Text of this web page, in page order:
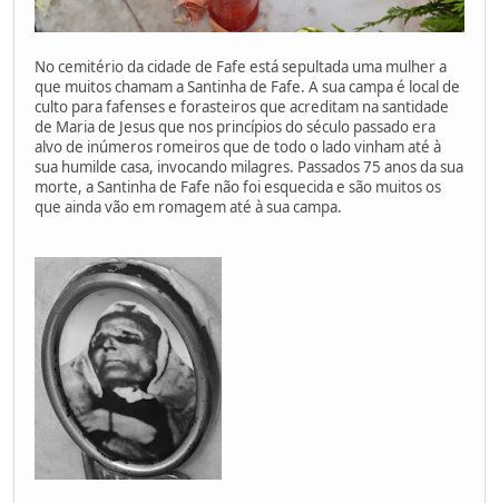
No cemitério da cidade de Fafe está sepultada uma mulher a
que muitos chamam a Santinha de Fafe. A sua campa é local de
culto para fafenses e forasteiros que acreditam na santidade
de Maria de Jesus que nos princípios do século passado era
alvo de inúmeros romeiros que de todo o lado vinham até à
sua humilde casa, invocando milagres. Passados 75 anos da sua
morte, a Santinha de Fafe não foi esquecida e são muitos os
que ainda vão em romagem até à sua campa.